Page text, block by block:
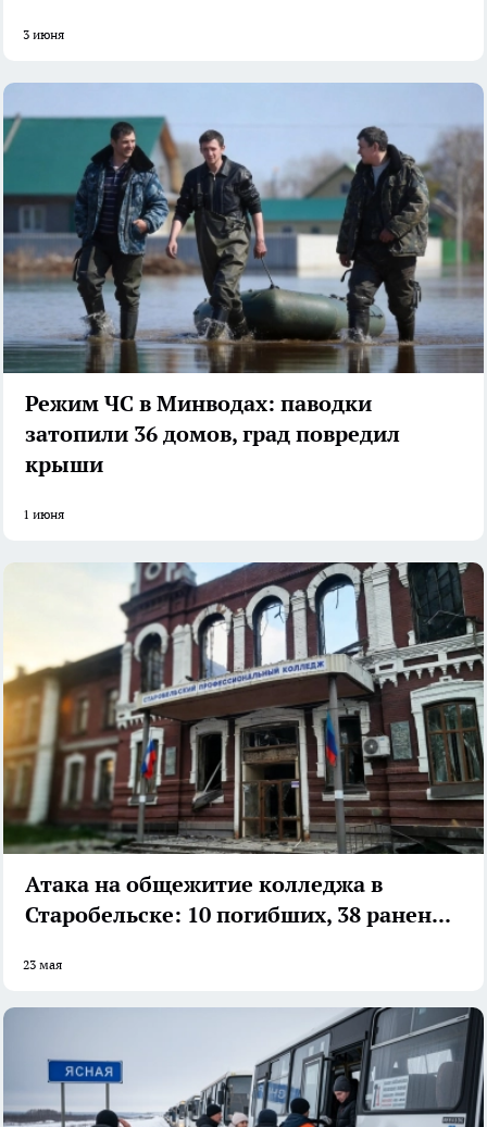
3 июня
Режим ЧС в Минводах: паводки
затопили 36 домов, град повредил
крыши
1 июня
Атака на общежитие колледжа в
Старобельске: 10 погибших, 38 раненых
23 мая